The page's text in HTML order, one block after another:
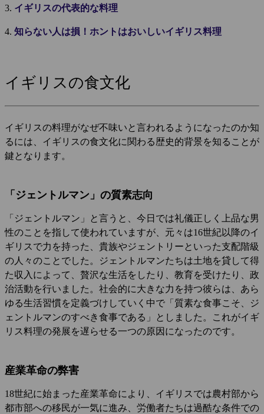
3. イギリスの代表的な料理
4. 知らない人は損！ホントはおいしいイギリス料理
イギリスの食文化
イギリスの料理がなぜ不味いと言われるようになったのか知
るには、イギリスの食文化に関わる歴史的背景を知ることが
鍵となります。
「ジェントルマン」の質素志向
「ジェントルマン」と言うと、今日では礼儀正しく上品な男
性のことを指して使われていますが、元々は16世紀以降のイ
ギリスで力を持った、貴族やジェントリーといった支配階級
の人々のことでした。ジェントルマンたちは土地を貸して得
た収入によって、贅沢な生活をしたり、教育を受けたり、政
治活動を行いました。社会的に大きな力を持つ彼らは、あら
ゆる生活習慣を定義づけしていく中で「質素な食事こそ、ジ
ェントルマンのすべき食事である」としました。これがイギ
リス料理の発展を遅らせる一つの原因になったのです。
産業革命の弊害
18世紀に始まった産業革命により、イギリスでは農村部から
都市部への移民が一気に進み、労働者たちは過酷な条件での